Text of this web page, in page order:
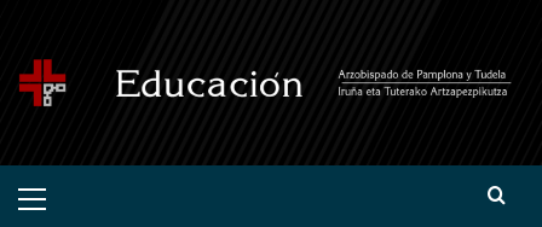
contenido
Menú